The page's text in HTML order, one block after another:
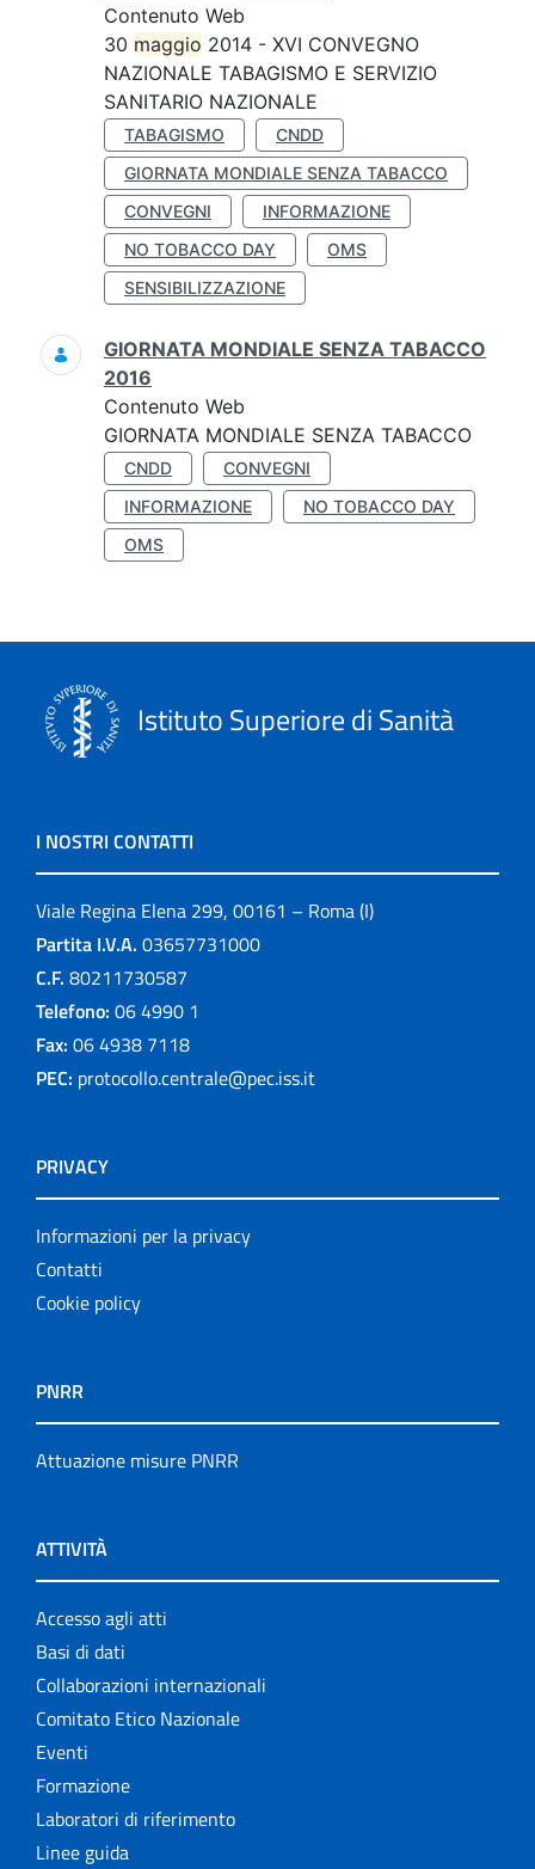
Contenuto Web
30 maggio 2014 - XVI CONVEGNO
NAZIONALE TABAGISMO E SERVIZIO
SANITARIO NAZIONALE
TABAGISMO
CNDD
GIORNATA MONDIALE SENZA TABACCO
CONVEGNI
INFORMAZIONE
NO TOBACCO DAY
OMS
SENSIBILIZZAZIONE
GIORNATA MONDIALE SENZA TABACCO
2016
Contenuto Web
GIORNATA MONDIALE SENZA TABACCO
CNDD
CONVEGNI
INFORMAZIONE
NO TOBACCO DAY
OMS
Istituto Superiore di Sanità
I NOSTRI CONTATTI
Viale Regina Elena 299, 00161 – Roma (I)
Partita I.V.A. 03657731000
C.F. 80211730587
Telefono: 06 4990 1
Fax: 06 4938 7118
PEC: protocollo.centrale@pec.iss.it
PRIVACY
Informazioni per la privacy
Contatti
Cookie policy
PNRR
Attuazione misure PNRR
ATTIVITÀ
Accesso agli atti
Basi di dati
Collaborazioni internazionali
Comitato Etico Nazionale
Eventi
Formazione
Laboratori di riferimento
Linee guida